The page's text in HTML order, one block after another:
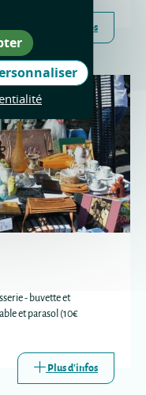
Plus d'infos
- buvette et
et parasol (10€
Plus d'infos